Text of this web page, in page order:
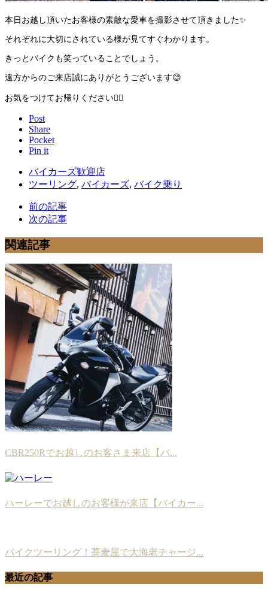
本日お越し頂いたお客様の素敵な愛車を撮影させて頂きました✨
それぞれに大切にされている様が見てすぐわかります。
きっとバイクも笑っていることでしょう。
遠方からのご来店誠にありがとうございます😊
お気をつけてお帰りください🙇‍♂️
Post
Share
Pocket
Pin it
バイカーズ歓迎店
ツーリング, バイカーズ, バイク乗り
前の記事
次の記事
関連記事
CBR250Rでお越しのお客さま来店【バ...
ハーレーでお越しのお客様が来店【バイカー...
バイクツーリング！蕎麦屋で大海老チャージ...
最近の記事